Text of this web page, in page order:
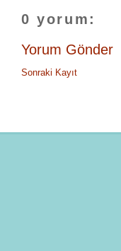
0 yorum:
Yorum Gönder
Sonraki Kayıt